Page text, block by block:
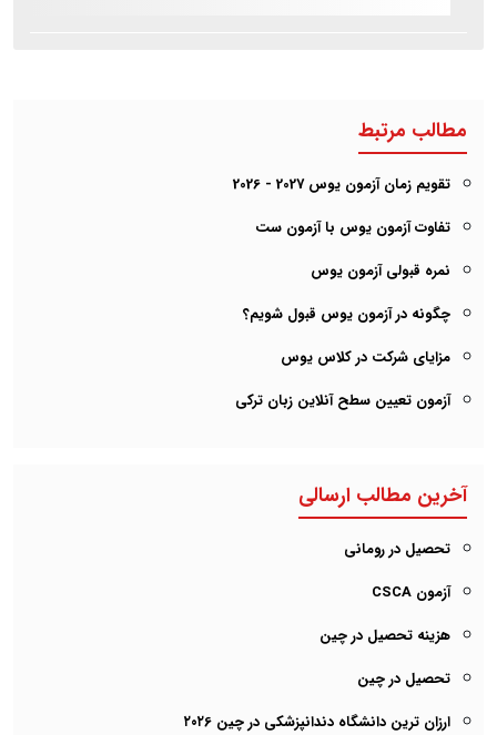
مطالب مرتبط
تقویم زمان آزمون یوس 2027 - 2026
تفاوت آزمون یوس با آزمون ست
نمره قبولی آزمون یوس
چگونه در آزمون یوس قبول شویم؟
مزایای شرکت در کلاس یوس
آزمون تعیین سطح آنلاین زبان ترکی
آخرین مطالب ارسالی
تحصیل در رومانی
آزمون CSCA
هزینه تحصیل در چین
تحصیل در چین
ارزان ترین دانشگاه دندانپزشکی در چین ۲۰۲6